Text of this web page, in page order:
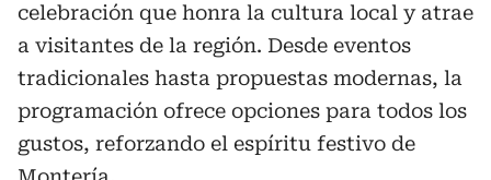
celebración que honra la cultura local y atrae
a visitantes de la región. Desde eventos
tradicionales hasta propuestas modernas, la
programación ofrece opciones para todos los
gustos, reforzando el espíritu festivo de